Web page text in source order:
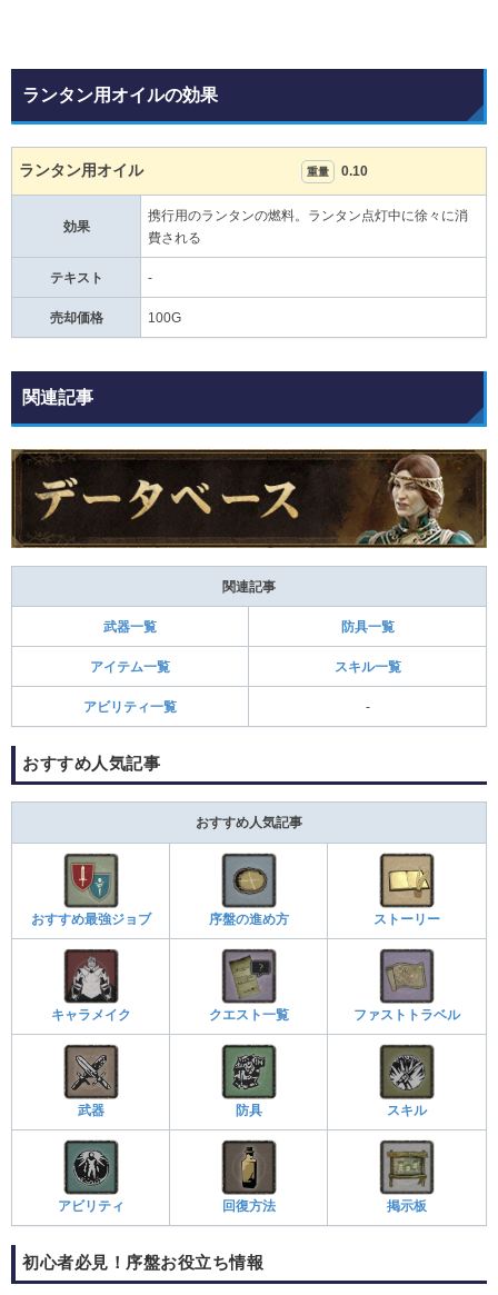
ランタン用オイルの効果
ランタン用オイル 重量 0.10
効果
携行用のランタンの燃料。ランタン点灯中に徐々に消
費される
テキスト -
売却価格 100G
関連記事
関連記事
武器一覧 防具一覧
アイテム一覧 スキル一覧
アビリティ一覧 -
おすすめ人気記事
おすすめ人気記事
おすすめ最強ジョブ 序盤の進め方 ストーリー
キャラメイク クエスト一覧 ファストトラベル
武器 防具 スキル
アビリティ 回復方法 掲示板
初心者必見！序盤お役立ち情報